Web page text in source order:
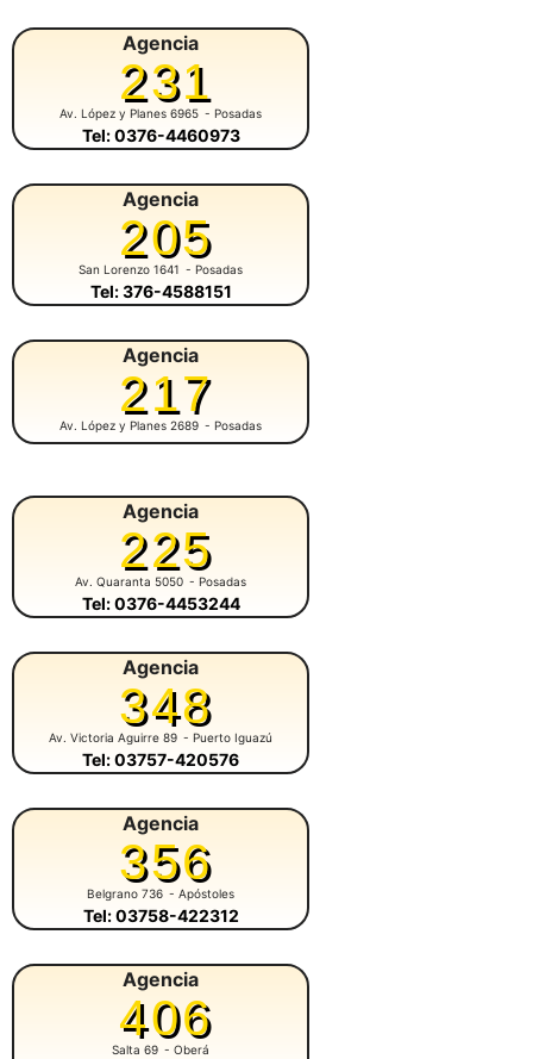
Agencia
231
Av. López y Planes 6965 - Posadas
Tel: 0376-4460973
Agencia
205
San Lorenzo 1641 - Posadas
Tel: 376-4588151
Agencia
217
Av. López y Planes 2689 - Posadas
Agencia
225
Av. Quaranta 5050 - Posadas
Tel: 0376-4453244
Agencia
348
Av. Victoria Aguirre 89 - Puerto Iguazú
Tel: 03757-420576
Agencia
356
Belgrano 736 - Apóstoles
Tel: 03758-422312
Agencia
406
Salta 69 - Oberá